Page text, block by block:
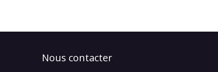
Nous contacter